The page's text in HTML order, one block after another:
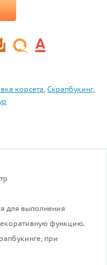
корсета, Скрапбукинг,
для выполнения
функцию.
при